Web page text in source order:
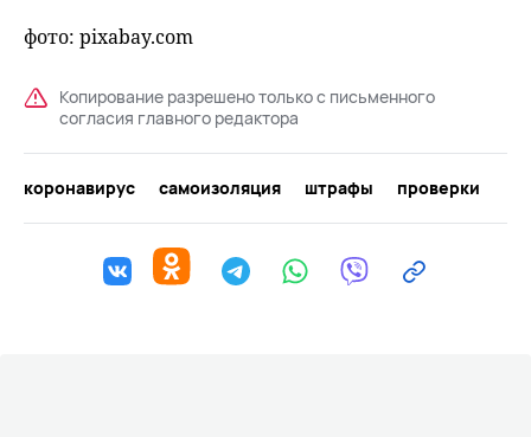
фото: pixabay.com
Копирование разрешено только с письменного
согласия главного редактора
коронавирус самоизоляция штрафы проверки